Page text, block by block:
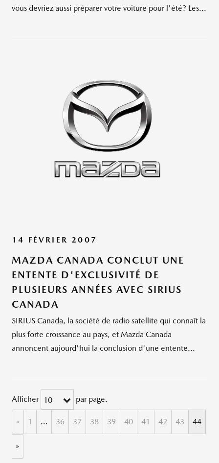
vous devriez aussi préparer votre voiture pour l'été? Les...
14 FÉVRIER 2007
MAZDA CANADA CONCLUT UNE
ENTENTE D'EXCLUSIVITÉ DE
PLUSIEURS ANNÉES AVEC SIRIUS
CANADA
SIRIUS Canada, la société de radio satellite qui connaît la
plus forte croissance au pays, et Mazda Canada
annoncent aujourd'hui la conclusion d'une entente...
Afficher 10 par page.
« 1 … 36 37 38 39 40 41 42 43 44
»